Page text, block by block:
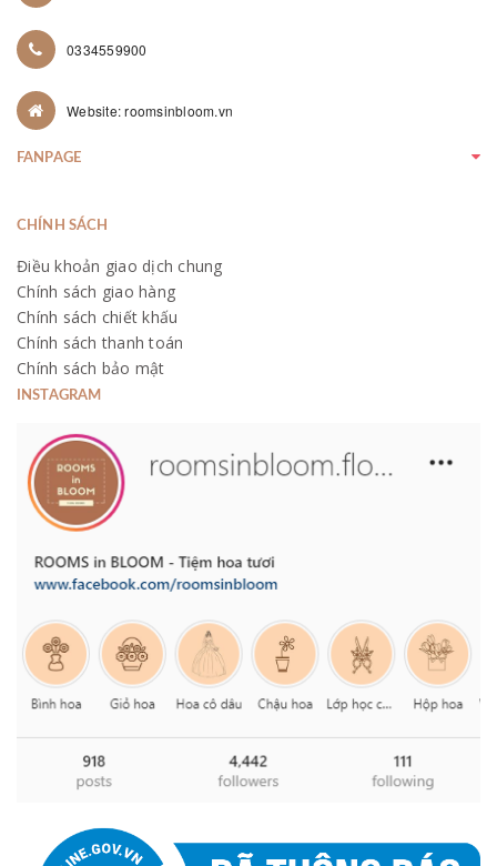
0334559900
Website: roomsinbloom.vn
FANPAGE
CHÍNH SÁCH
Điều khoản giao dịch chung
Chính sách giao hàng
Chính sách chiết khấu
Chính sách thanh toán
Chính sách bảo mật
INSTAGRAM